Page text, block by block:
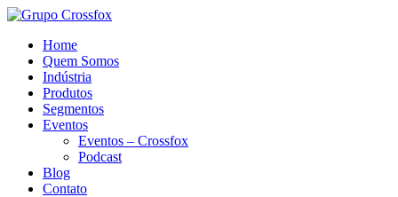
Home
Quem Somos
Indústria
Produtos
Segmentos
Eventos
Eventos – Crossfox
Podcast
Blog
Contato